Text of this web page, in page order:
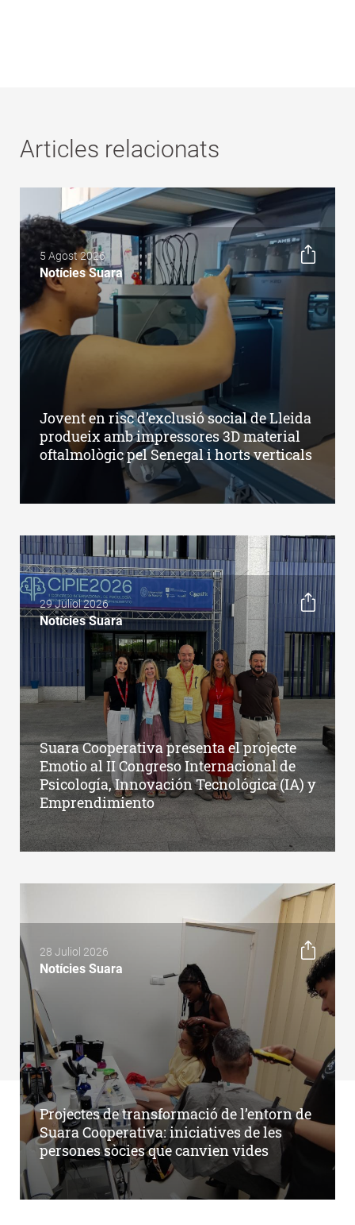
Articles relacionats
5 Agost 2026
Notícies Suara
Jovent en risc d’exclusió social de Lleida
produeix amb impressores 3D material
oftalmològic pel Senegal i horts verticals
29 Juliol 2026
Notícies Suara
Suara Cooperativa presenta el projecte
Emotio al II Congreso Internacional de
Psicología, Innovación Tecnológica (IA) y
Emprendimiento
28 Juliol 2026
Notícies Suara
Projectes de transformació de l’entorn de
Suara Cooperativa: iniciatives de les
persones sòcies que canvien vides